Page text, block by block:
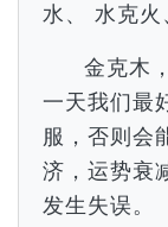
水、 水克火
金克木
一天我们最
服，否则会
济，运势衰
发生失误。